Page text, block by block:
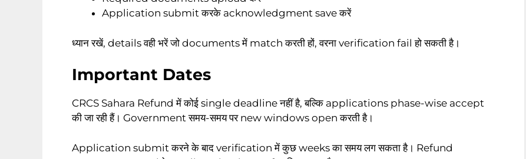
Application submit करके acknowledgment save करें
ध्यान रखें, details वही भरें जो documents में match करती हों, वरना verification fail हो सकती है।
Important Dates
CRCS Sahara Refund में कोई single deadline नहीं है, बल्कि applications phase-wise accept
की जा रही हैं। Government समय-समय पर new windows open करती है।
Application submit करने के बाद verification में कुछ weeks का समय लग सकता है। Refund